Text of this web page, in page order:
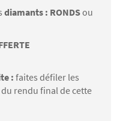
diamants : RONDSou
: faites défiler les
rendu final de cette